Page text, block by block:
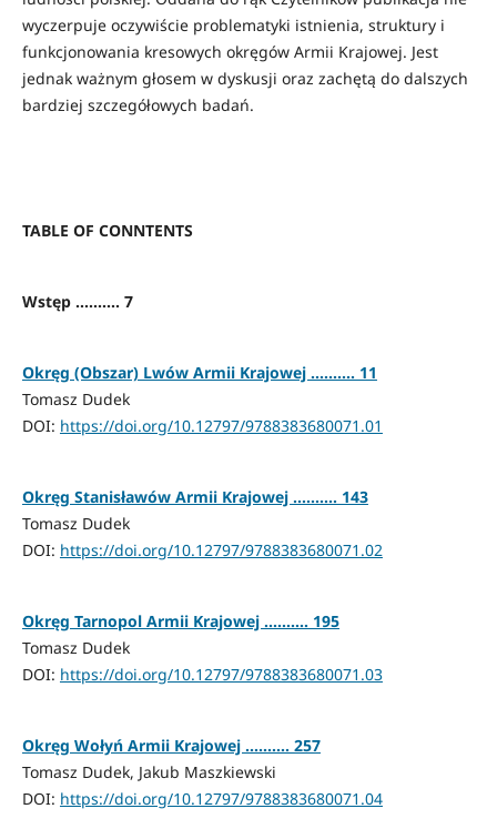
wyczerpuje oczywiście problematyki istnienia, struktury i
funkcjonowania kresowych okręgów Armii Krajowej. Jest
jednak ważnym głosem w dyskusji oraz zachętą do dalszych
bardziej szczegółowych badań.
TABLE OF CONNTENTS
Wstęp .......... 7
Okręg (Obszar) Lwów Armii Krajowej .......... 11
Tomasz Dudek
DOI: https://doi.org/10.12797/9788383680071.01
Okręg Stanisławów Armii Krajowej .......... 143
Tomasz Dudek
DOI: https://doi.org/10.12797/9788383680071.02
Okręg Tarnopol Armii Krajowej .......... 195
Tomasz Dudek
DOI: https://doi.org/10.12797/9788383680071.03
Okręg Wołyń Armii Krajowej .......... 257
Tomasz Dudek, Jakub Maszkiewski
DOI: https://doi.org/10.12797/9788383680071.04